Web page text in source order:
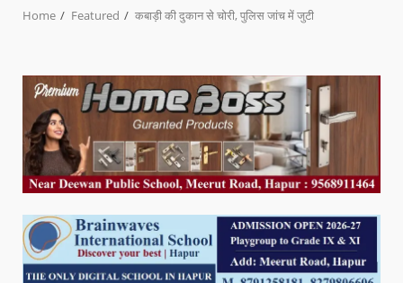
Home Featured कबाड़ी की दुकान से चोरी, पुलिस जांच में जुटी